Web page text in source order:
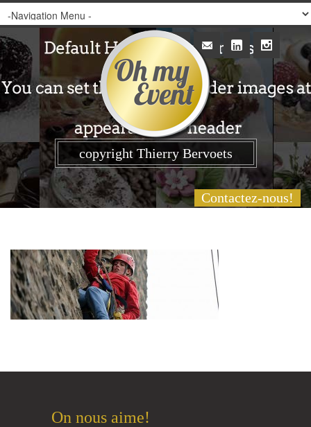
copyright Thierry Bervoets
Contactez-nous!
On nous aime!